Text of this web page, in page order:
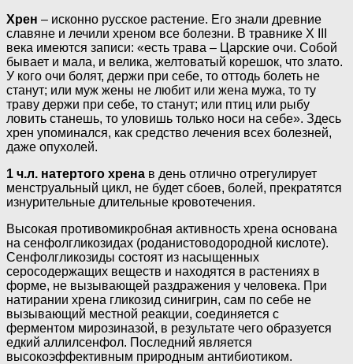
Хрен – исконно русское растение. Его знали древние
славяне и лечили хреном все болезни. В травнике Х III
века имеются записи: «есть трава – Царские очи. Собой
бывает и мала, и велика, желтоватый корешок, что злато.
У кого очи болят, держи при себе, то оттодь болеть не
станут; или муж жены не любит или жена мужа, то ту
траву держи при себе, то станут; или птиц или рыбу
ловить станешь, то уловишь только носи на себе». Здесь
хрен упоминался, как cpeдство лечения всех болезней,
даже опухолей.
1 ч.л. натертого хрена в день отлично отрегулирует
менструальный цикл, не будет сбоев, болей, прекратятся
изнурительные длительные кровотечения.
Высокая противомикробная активность хрена основана
на сенфолгликозидах (роданистоводородной кислоте).
Сенфолгликозиды состоят из насыщенных
серосодержащих веществ и находятся в растениях в
форме, не вызывающей раздражения у человека. При
натирании хрена гликозид синигрин, сам по себе не
вызывающий местной реакции, соединяется с
ферментом мирозиназой, в результате чего образуется
едкий аллилсенфол. Последний является
высокоэффективным природным антибиотиком.